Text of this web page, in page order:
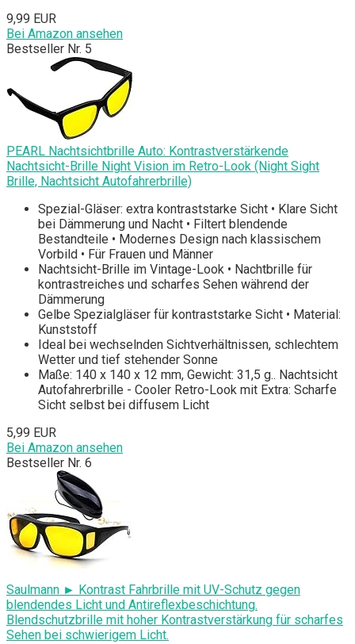
9,99 EUR
Bei Amazon ansehen
Bestseller Nr. 5
PEARL Nachtsichtbrille Auto: Kontrastverstärkende
Nachtsicht-Brille Night Vision im Retro-Look (Night Sight
Brille, Nachtsicht Autofahrerbrille)
Spezial-Gläser: extra kontraststarke Sicht • Klare Sicht
bei Dämmerung und Nacht • Filtert blendende
Bestandteile • Modernes Design nach klassischem
Vorbild • Für Frauen und Männer
Nachtsicht-Brille im Vintage-Look • Nachtbrille für
kontrastreiches und scharfes Sehen während der
Dämmerung
Gelbe Spezialgläser für kontraststarke Sicht • Material:
Kunststoff
Ideal bei wechselnden Sichtverhältnissen, schlechtem
Wetter und tief stehender Sonne
Maße: 140 x 140 x 12 mm, Gewicht: 31,5 g.. Nachtsicht
Autofahrerbrille - Cooler Retro-Look mit Extra: Scharfe
Sicht selbst bei diffusem Licht
5,99 EUR
Bei Amazon ansehen
Bestseller Nr. 6
Saulmann ► Kontrast Fahrbrille mit UV-Schutz gegen
blendendes Licht und Antireflexbeschichtung.
Blendschutzbrille mit hoher Kontrastverstärkung für scharfes
Sehen bei schwierigem Licht.